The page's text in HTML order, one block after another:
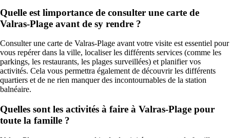
Quelle est limportance de consulter une carte de
Valras-Plage avant de sy rendre ?
Consulter une carte de Valras-Plage avant votre visite est essentiel pour
vous repérer dans la ville, localiser les différents services (comme les
parkings, les restaurants, les plages surveillées) et planifier vos
activités. Cela vous permettra également de découvrir les différents
quartiers et de ne rien manquer des incontournables de la station
balnéaire.
Quelles sont les activités à faire à Valras-Plage pour
toute la famille ?